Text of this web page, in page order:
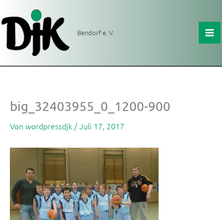
Inhalt
springen
Bendorf e. V.
big_32403955_0_1200-900
Von wordpressdjk /Juli 17, 2017